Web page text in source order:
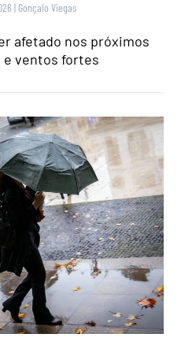
| Gonçalo Viegas
afetado nos próximos
e ventos fortes